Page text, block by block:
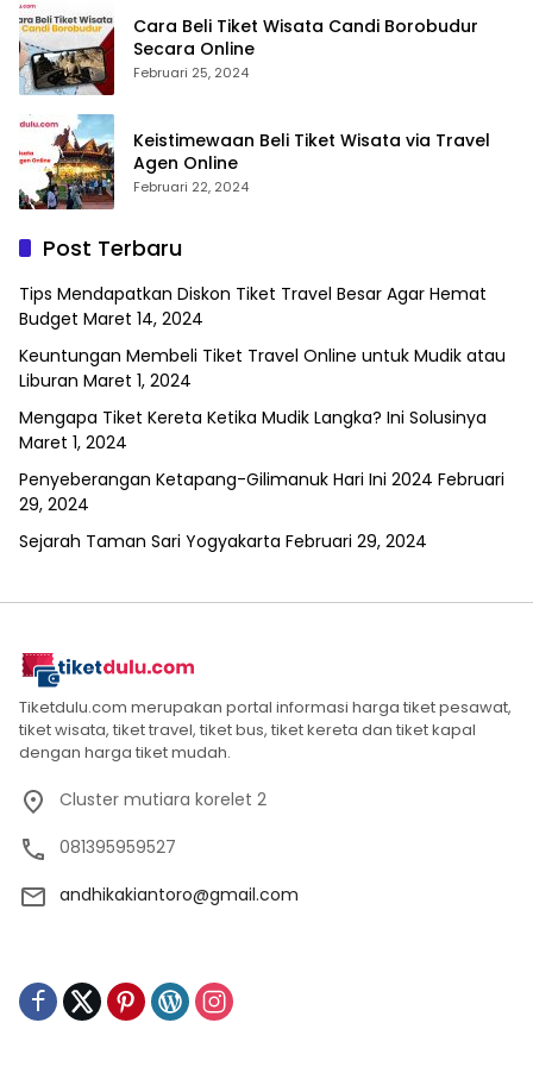
Cara Beli Tiket Wisata Candi Borobudur
Secara Online
Februari 25, 2024
Keistimewaan Beli Tiket Wisata via Travel
Agen Online
Februari 22, 2024
Post Terbaru
Tips Mendapatkan Diskon Tiket Travel Besar Agar Hemat
Budget Maret 14, 2024
Keuntungan Membeli Tiket Travel Online untuk Mudik atau
Liburan Maret 1, 2024
Mengapa Tiket Kereta Ketika Mudik Langka? Ini Solusinya
Maret 1, 2024
Penyeberangan Ketapang-Gilimanuk Hari Ini 2024 Februari
29, 2024
Sejarah Taman Sari Yogyakarta Februari 29, 2024
Tiketdulu.com merupakan portal informasi harga tiket pesawat,
tiket wisata, tiket travel, tiket bus, tiket kereta dan tiket kapal
dengan harga tiket mudah.
Cluster mutiara korelet 2
081395959527
andhikakiantoro@gmail.com